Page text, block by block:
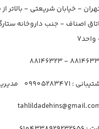
- خیابان شریعتی - بالاتر
: 09905283471 مدیریت: